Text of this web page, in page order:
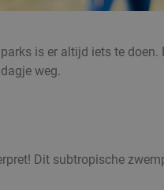
is er altijd iets te
weg.
Dit subtropische